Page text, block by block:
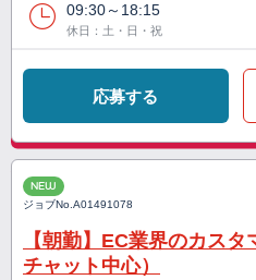
09:30～18:15
休日：土・日・祝
応募する
NEW
ジョブNo.A01491078
【朝勤】EC業界のカス
チャット中心）